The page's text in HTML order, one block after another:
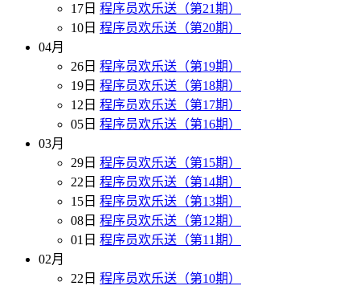
17日 程序员欢乐送（第21期）
10日 程序员欢乐送（第20期）
04月
26日 程序员欢乐送（第19期）
19日 程序员欢乐送（第18期）
12日 程序员欢乐送（第17期）
05日 程序员欢乐送（第16期）
03月
29日 程序员欢乐送（第15期）
22日 程序员欢乐送（第14期）
15日 程序员欢乐送（第13期）
08日 程序员欢乐送（第12期）
01日 程序员欢乐送（第11期）
02月
22日 程序员欢乐送（第10期）